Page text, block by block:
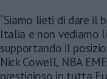
“Siamo lieti di dare il
Italia e non vediamo
supportando il
Nick Cowell, NBA
prestigioso in tutta